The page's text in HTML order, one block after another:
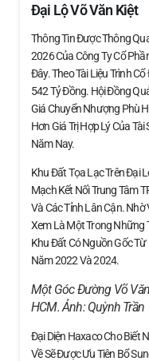
Đại Lộ Võ Văn Kiệt
Thông Tin Được Thông
2026 Của Công Ty Cổ
Đây. Theo Tài Liệu Trình
542 Tỷ Đồng. Hội Đồng
Giá Chuyển Nhượng Phù
Hơn Giá Trị Hợp Lý Của
Năm Nay.
Khu Đất Tọa Lạc Trên Đại
Mạch Kết Nối Trung Tâm
Và Các Tỉnh Lân Cận.
Xem Là Một Trong Những
Khu Đất Có Nguồn Gốc
Năm 2022 Và 2024.
Một Góc Đường Võ
HCM. Ảnh:Quỳnh Trần
Đại Diện Haxaco Cho Biết
Về Sẽ Được Ưu Tiên Bổ